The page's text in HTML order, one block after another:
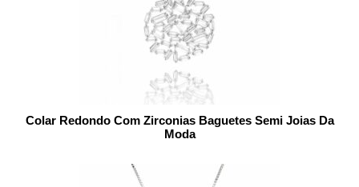
Colar Redondo Com Zirconias Baguetes Semi Joias Da
Moda